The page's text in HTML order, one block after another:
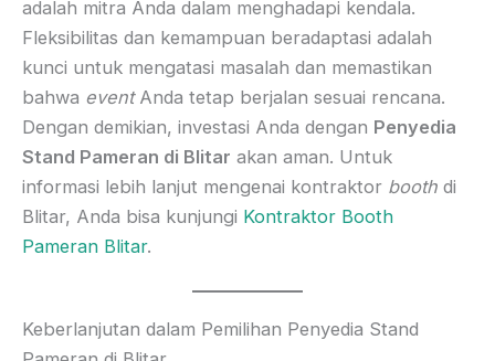
adalah mitra Anda dalam menghadapi kendala.
Fleksibilitas dan kemampuan beradaptasi adalah
kunci untuk mengatasi masalah dan memastikan
bahwa eventAnda tetap berjalan sesuai rencana.
Dengan demikian, investasi Anda dengan Penyedia
Stand Pameran di Blitar akan aman. Untuk
informasi lebih lanjut mengenai kontraktor booth di
Blitar, Anda bisa kunjungi Kontraktor Booth
Pameran Blitar.
Keberlanjutan dalam Pemilihan Penyedia Stand